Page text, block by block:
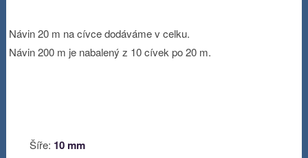
Návin 20 m na cívce dodáváme v celku.
Návin 200 m je nabalený z 10 cívek po 20 m.
Šíře: 10 mm